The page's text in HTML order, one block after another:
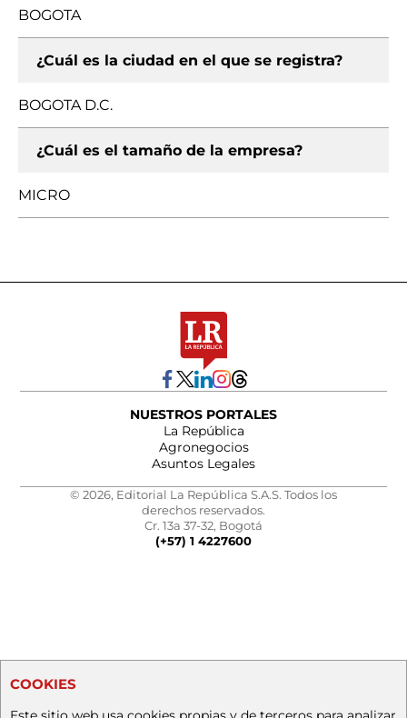
BOGOTA
¿Cuál es la ciudad en el que se registra?
BOGOTA D.C.
¿Cuál es el tamaño de la empresa?
MICRO
NUESTROS PORTALES
La República
Agronegocios
Asuntos Legales
© 2026, Editorial La República S.A.S. Todos los
derechos reservados.
Cr. 13a 37-32, Bogotá
(+57) 1 4227600
COOKIES